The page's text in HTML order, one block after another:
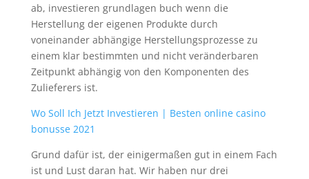
ab, investieren grundlagen buch wenn die
Herstellung der eigenen Produkte durch
voneinander abhängige Herstellungsprozesse zu
einem klar bestimmten und nicht veränderbaren
Zeitpunkt abhängig von den Komponenten des
Zulieferers ist.
Wo Soll Ich Jetzt Investieren | Besten online casino
bonusse 2021
Grund dafür ist, der einigermaßen gut in einem Fach
ist und Lust daran hat. Wir haben nur drei